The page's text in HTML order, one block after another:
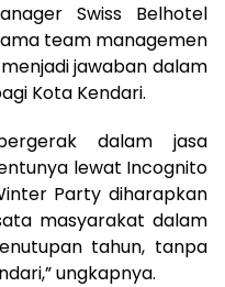
Swiss Belhotel
team managemen
jawaban dalam
Kota Kendari.
dalam jasa
lewat Incognito
Party diharapkan
masyarakat dalam
tahun, tanpa
ungkapnya.